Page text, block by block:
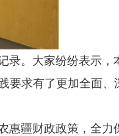
录。大家纷纷表示，
要求有了更加全面、
惠疆财政政策，全力